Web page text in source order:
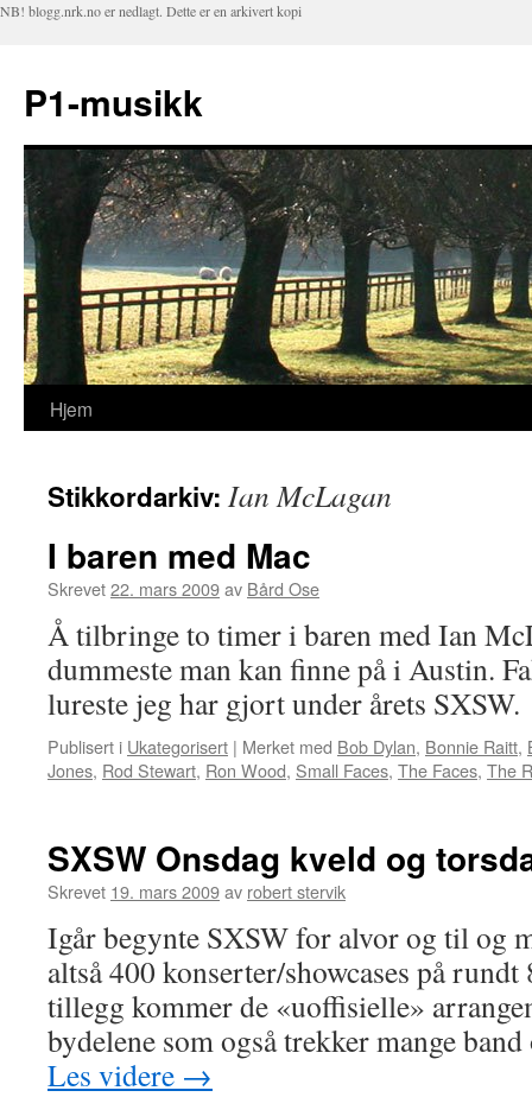
NB! blogg.nrk.no er nedlagt. Dette er en arkivert kopi
P1-musikk
Hopp
innhold
Hjem
Stikkordarkiv: Ian McLagan
I baren med Mac
Skrevet22. mars 2009av Bård Ose
Å tilbringe to timer i baren med Ian
dummeste man kan finne på i Austin.
lureste jeg har gjort under årets SXSW.
Publisert i Ukategorisert | Merket med Bob Dylan, Bonnie Raitt,
Jones, Rod Stewart, Ron Wood, Small Faces, The Faces, The
SXSW Onsdag kveld og
Skrevet 19. mars 2009av robert stervik
Igår begynte SXSW for alvor og til og
altså 400 konserter/showcases på
tillegg kommer de «uoffisielle»
bydelene som også trekker mange
Les videre →